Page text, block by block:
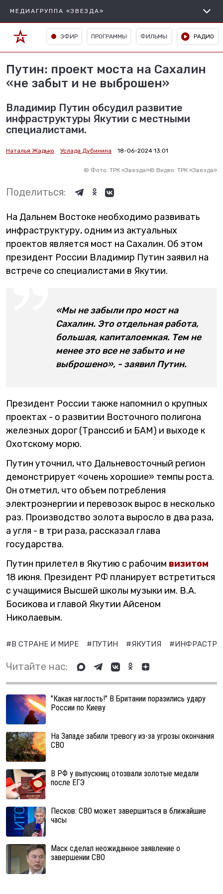
МЕДИАГРУППА «ЗВЕЗДА»
ЭФИР ПРОГРАММЫ ФИЛЬМЫ РАДИО
Путин: проект моста на Сахалин
«не забыт и не выброшен»
Владимир Путин обсудил развитие
инфраструктуры Якутии с местными
специалистами.
Наталья Жадько Услада Дубинина 18-06-2024 13:01
© Фото: ТРК «Звезда»© Видео: ТРК «Звезда»
Поделиться:
На Дальнем Востоке необходимо развивать
инфраструктуру, одним из актуальных
проектов является мост на Сахалин. Об этом
президент России Владимир Путин заявил на
встрече со специалистами в Якутии.
«Мы не забыли про мост на
Сахалин. Это отдельная работа,
большая, капиталоемкая. Тем не
менее это все не забыто и не
выброшено», - заявил Путин.
Президент России также напомнил о крупных
проектах - о развитии Восточного полигона
железных дорог (Транссиб и БАМ) и выходе к
Охотскому морю.
Путин уточнил, что Дальневосточный регион
демонстрирует «очень хорошие» темпы роста.
Он отметил, что объем потребления
электроэнергии и перевозок вырос в несколько
раз. Производство золота выросло в два раза,
а угля - в три раза, рассказал глава
государства.
Путин прилетел в Якутию с рабочим визитом
18 июня. Президент РФ планирует встретиться
с учащимися Высшей школы музыки им. В.А.
Босикова и главой Якутии Айсеном
Николаевым.
#В СТРАНЕ И МИРЕ #ПУТИН #ЯКУТИЯ
Читайте нас:
"Какая наглость!" В Британии поразились удару
России по Киеву
На Западе забили тревогу из-за угрозы окончания
СВО
В РФ у выпускниц отозвали золотые медали
после ЕГЭ
Песков: СВО может завершиться в ближайшие
часы
Маск сделал неожиданное заявление о
завершении СВО